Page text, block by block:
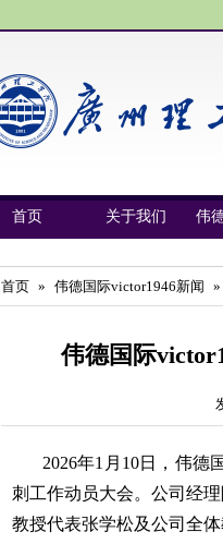
首页 关于我们 伟
首页 » 伟德国际victor1946新闻 »
伟德国际
2026年1月10日，伟德
刺工作动员大会。公司经
教授代表张学松及公司全